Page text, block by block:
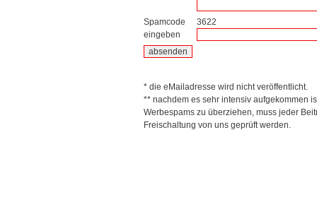
Spamcode
eingeben
3622
* die eMailadresse wird nicht veröffentlicht.
** nachdem es sehr intensiv aufgekommen
Werbespams zu überziehen, muss jeder
Freischaltung von uns geprüft werden.